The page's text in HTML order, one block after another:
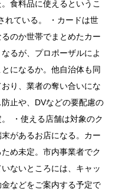
食料品に使えるというこ
れている。 ・カードは世
のか世帯でまとめたカー
るが、プロポーザルによ
になるか。他自治体も同
り、業者の奪い合いにな
止や、DVなどの要配慮の
・使える店舗は対象のク
があるお店になる。カー
め未定。市内事業者でク
ないところには、キャッ
などをご案内する予定で